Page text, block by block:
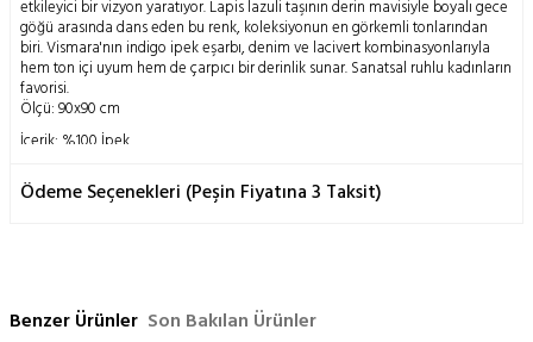
etkileyici bir vizyon yaratıyor. Lapis lazuli taşının derin mavisiyle boyalı gece
göğü arasında dans eden bu renk, koleksiyonun en görkemli tonlarından
biri. Vismara'nın indigo ipek eşarbı, denim ve lacivert kombinasyonlarıyla
hem ton içi uyum hem de çarpıcı bir derinlik sunar. Sanatsal ruhlu kadınların
favorisi.
Ölçü: 90x90 cm
İçerik: %100 İpek
Doğanın insanoğluna mucizevi bir armağanı olan ipek böceği kozasının
Ütü orta ısıda yapılabilir,
Elde yıkama yapılmaz,
Ödeme Seçenekleri (Peşin Fiyatına 3 Taksit)
Benzer Ürünler Son Bakılan Ürünler